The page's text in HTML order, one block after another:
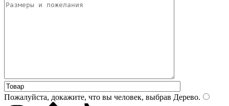
Пожалуйста, докажите, что вы человек, выбрав Дерево.